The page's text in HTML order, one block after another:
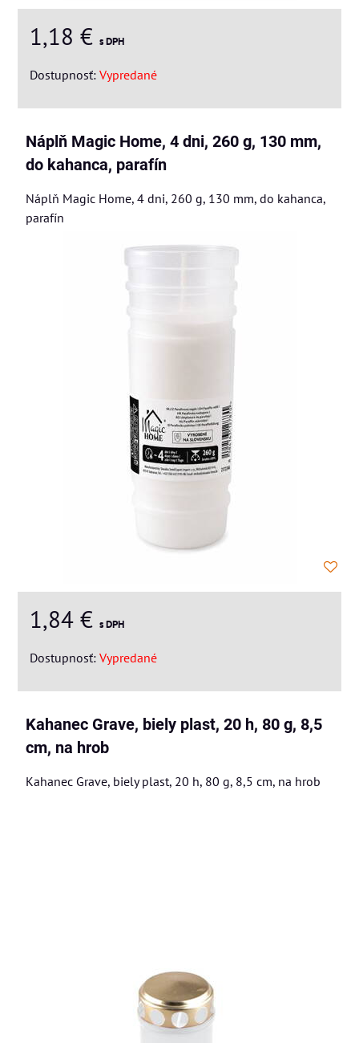
1,18 € s DPH
Dostupnosť: Vypredané
Náplň Magic Home, 4 dni, 260 g, 130 mm,
do kahanca, parafín
Náplň Magic Home, 4 dni, 260 g, 130 mm, do kahanca,
parafín
1,84 € s DPH
Dostupnosť: Vypredané
Kahanec Grave, biely plast, 20 h, 80 g, 8,5
cm, na hrob
Kahanec Grave, biely plast, 20 h, 80 g, 8,5 cm, na hrob